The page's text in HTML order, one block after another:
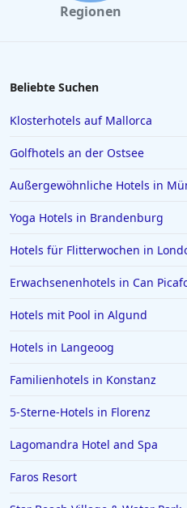
Regionen
Beliebte Suchen
Klosterhotels auf Mallorca
Golfhotels an der Ostsee
Außergewöhnliche Hotels in
Yoga Hotels in Brandenburg
Hotels für Flitterwochen in
Erwachsenenhotels in Can
Hotels mit Pool in Algund
Hotels in Langeoog
Familienhotels in Konstanz
5-Sterne-Hotels in Florenz
Lagomandra Hotel and Spa
Faros Resort